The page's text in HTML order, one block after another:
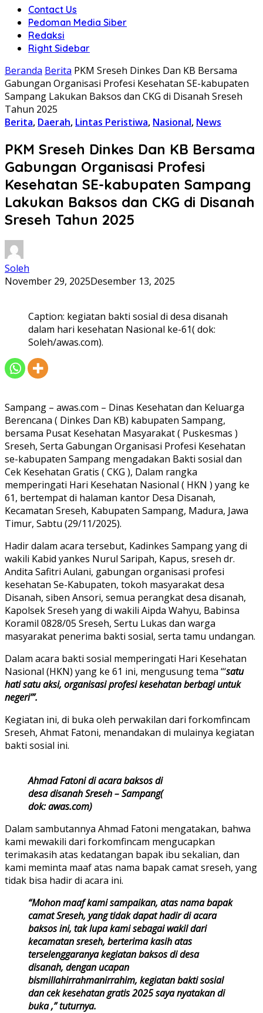
Contact Us
Pedoman Media Siber
Redaksi
Right Sidebar
Beranda Berita PKM Sreseh Dinkes Dan KB Bersama
Gabungan Organisasi Profesi Kesehatan SE-kabupaten
Sampang Lakukan Baksos dan CKG di Disanah Sreseh
Tahun 2025
Berita, Daerah, Lintas Peristiwa, Nasional, News
PKM Sreseh Dinkes Dan KB Bersama
Gabungan Organisasi Profesi
Kesehatan SE-kabupaten Sampang
Lakukan Baksos dan CKG di Disanah
Sreseh Tahun 2025
Soleh
November 29, 2025Desember 13, 2025
Caption: kegiatan bakti sosial di desa disanah
dalam hari kesehatan Nasional ke-61( dok:
Soleh/awas.com).
Sampang – awas.com – Dinas Kesehatan dan Keluarga
Berencana ( Dinkes Dan KB) kabupaten Sampang,
bersama Pusat Kesehatan Masyarakat ( Puskesmas )
Sreseh, Serta Gabungan Organisasi Profesi Kesehatan
se-kabupaten Sampang mengadakan Bakti sosial dan
Cek Kesehatan Gratis ( CKG ), Dalam rangka
memperingati Hari Kesehatan Nasional ( HKN ) yang ke
61, bertempat di halaman kantor Desa Disanah,
Kecamatan Sreseh, Kabupaten Sampang, Madura, Jawa
Timur, Sabtu (29/11/2025).
Hadir dalam acara tersebut, Kadinkes Sampang yang di
wakili Kabid yankes Nurul Saripah, Kapus, sreseh dr.
Andita Safitri Aulani, gabungan organisasi profesi
kesehatan Se-Kabupaten, tokoh masyarakat desa
Disanah, siben Ansori, semua perangkat desa disanah,
Kapolsek Sreseh yang di wakili Aipda Wahyu, Babinsa
Koramil 0828/05 Sreseh, Sertu Lukas dan warga
masyarakat penerima bakti sosial, serta tamu undangan.
Dalam acara bakti sosial memperingati Hari Kesehatan
Nasional (HKN) yang ke 61 ini, mengusung tema “‘satu
hati satu aksi, organisasi profesi kesehatan berbagi untuk
negeri’”.
Kegiatan ini, di buka oleh perwakilan dari forkomfincam
Sreseh, Ahmat Fatoni, menandakan di mulainya kegiatan
bakti sosial ini.
Ahmad Fatoni di acara baksos di
desa disanah Sreseh – Sampang(
dok: awas.com)
Dalam sambutannya Ahmad Fatoni mengatakan, bahwa
kami mewakili dari forkomfincam mengucapkan
terimakasih atas kedatangan bapak ibu sekalian, dan
kami meminta maaf atas nama bapak camat sreseh, yang
tidak bisa hadir di acara ini.
“Mohon maaf kami sampaikan, atas nama bapak
camat Sreseh, yang tidak dapat hadir di acara
baksos ini, tak lupa kami sebagai wakil dari
kecamatan sreseh, berterima kasih atas
terselenggaranya kegiatan baksos di desa
disanah, dengan ucapan
bismillahirrahmanirrahim, kegiatan bakti sosial
dan cek kesehatan gratis 2025 saya nyatakan di
buka ,” tuturnya.